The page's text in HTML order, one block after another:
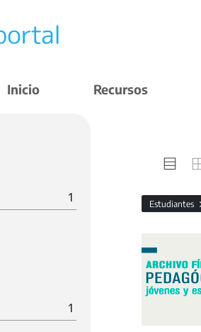
Inicio Recursos
1
1
Estudiantes